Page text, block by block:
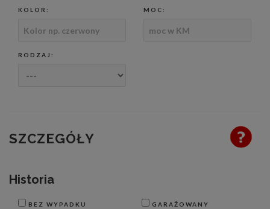
KOLOR: MOC:
RODZAJ:
SZCZEGÓŁY
Historia
BEZ WYPADKU GARAŻOWANY